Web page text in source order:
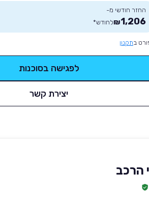
החזר חודשי מ-
1,206
₪לחודש*
בתקנון
לפגישה בסוכנות
יצירת קשר
הרכב